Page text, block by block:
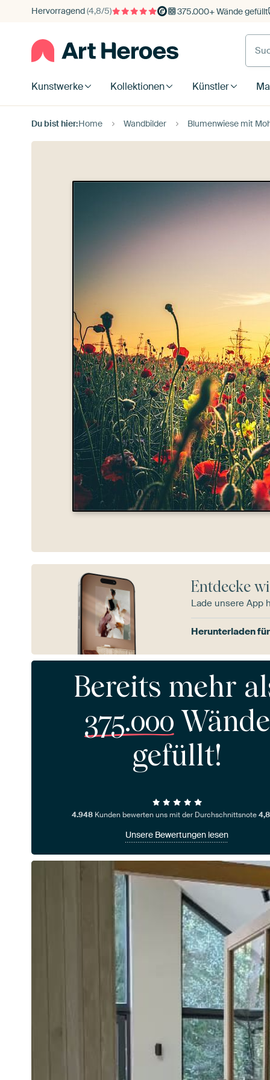
Hervorragend(4,8/5) 375.000+ Wände gefüllt
Kunstwerke Kollektionen Künstler
Du bist hier:Home Wandbilder Blumenwiese mit
Entdecke
Lade unsere App
Herunterladen für
Bereits mehr
375.000 Wände
gefüllt!
4.948 Kunden bewerten uns mit der Durchschnittsnote
Unsere Bewertungen lesen